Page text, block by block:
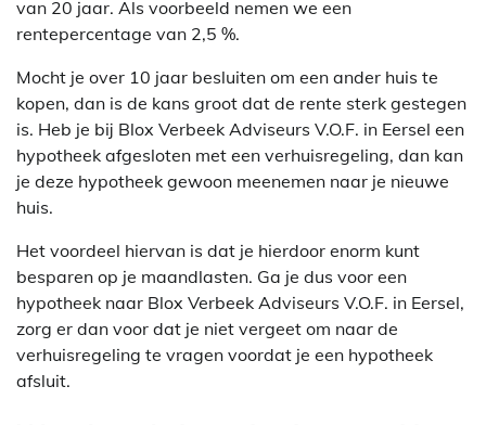
van 20 jaar. Als voorbeeld nemen we een
rentepercentage van 2,5 %.
Mocht je over 10 jaar besluiten om een ander huis te
kopen, dan is de kans groot dat de rente sterk gestegen
is. Heb je bij Blox Verbeek Adviseurs V.O.F. in Eersel een
hypotheek afgesloten met een verhuisregeling, dan kan
je deze hypotheek gewoon meenemen naar je nieuwe
huis.
Het voordeel hiervan is dat je hierdoor enorm kunt
besparen op je maandlasten. Ga je dus voor een
hypotheek naar Blox Verbeek Adviseurs V.O.F. in Eersel,
zorg er dan voor dat je niet vergeet om naar de
verhuisregeling te vragen voordat je een hypotheek
afsluit.